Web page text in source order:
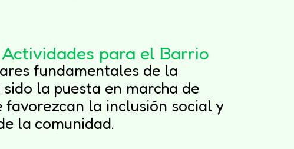
para el Barrio
fundamentales de la
la puesta en marcha de
favorezcan la inclusión social y
la comunidad.